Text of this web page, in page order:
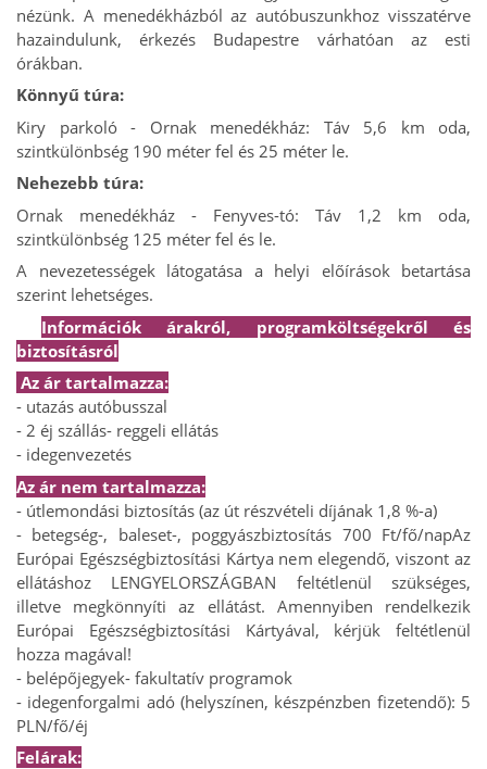
nézünk. A menedékházból az autóbuszunkhoz visszatérve
hazaindulunk, érkezés Budapestre várhatóan az esti
órákban.
Könnyű túra:
Kiry parkoló - Ornak menedékház: Táv 5,6 km oda,
szintkülönbség 190 méter fel és 25 méter le.
Nehezebb túra:
Ornak menedékház - Fenyves-tó: Táv 1,2 km oda,
szintkülönbség 125 méter fel és le.
A nevezetességek látogatása a helyi előírások betartása
szerint lehetséges.
Információk árakról, programköltségekről és
biztosításról
Az ár tartalmazza:
- utazás autóbusszal
- 2 éj szállás- reggeli ellátás
- idegenvezetés
Az ár nem tartalmazza:
- útlemondási biztosítás (az út részvételi díjának 1,8 %-a)
- betegség-, baleset-, poggyászbiztosítás 700 Ft/fő/napAz
Európai Egészségbiztosítási Kártya nem elegendő, viszont az
ellátáshoz LENGYELORSZÁGBAN feltétlenül szükséges,
illetve megkönnyíti az ellátást. Amennyiben rendelkezik
Európai Egészségbiztosítási Kártyával, kérjük feltétlenül
hozza magával!
- belépőjegyek- fakultatív programok
- idegenforgalmi adó (helyszínen, készpénzben fizetendő): 5
PLN/fő/éj
Felárak: